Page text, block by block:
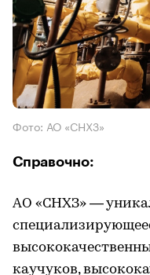
Фото: АО «СНХЗ»
Справочно:
АО «СНХЗ» —
каучуков,